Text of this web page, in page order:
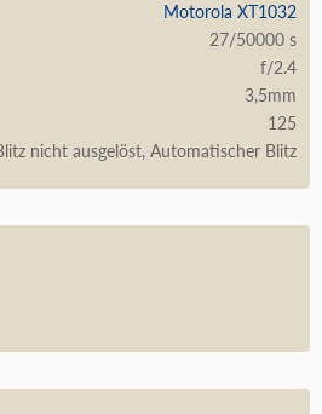
Motorola XT1032
27/50000 s
f/2.4
3,5mm
125
nicht ausgelöst, Automatischer Blitz